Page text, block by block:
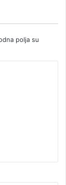
polja su